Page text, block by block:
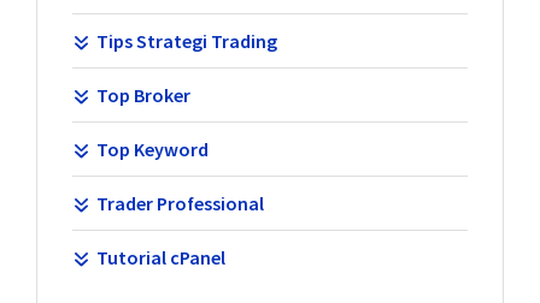
Tips Strategi Trading
Top Broker
Top Keyword
Trader Professional
Tutorial cPanel